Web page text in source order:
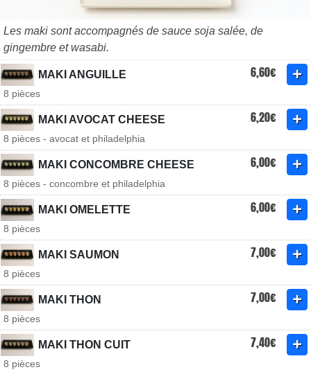
Les maki sont accompagnés de sauce soja salée, de
gingembre et wasabi.
MAKI ANGUILLE 6,60€
8 pièces
MAKI AVOCAT CHEESE 6,20€
8 pièces - avocat et philadelphia
MAKI CONCOMBRE CHEESE 6,00€
8 pièces - concombre et philadelphia
MAKI OMELETTE 6,00€
8 pièces
MAKI SAUMON 7,00€
8 pièces
MAKI THON 7,00€
8 pièces
MAKI THON CUIT 7,40€
8 pièces